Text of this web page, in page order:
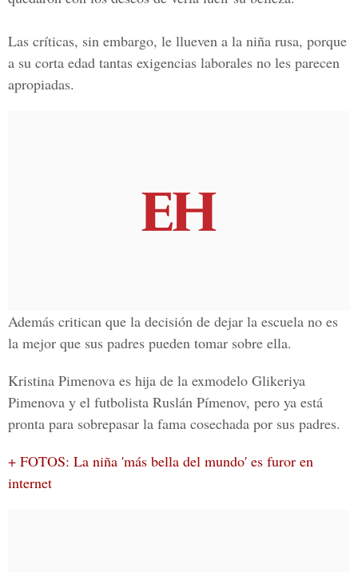
Las críticas, sin embargo, le llueven a la niña rusa, porque
a su corta edad tantas exigencias laborales no les parecen
apropiadas.
Además critican que la decisión de dejar la escuela no es
la mejor que sus padres pueden tomar sobre ella.
Kristina Pimenova es hija de la exmodelo Glikeriya
Pimenova y el futbolista Ruslán Pímenov, pero ya está
pronta para sobrepasar la fama cosechada por sus padres.
+ FOTOS: La niña 'más bella del mundo' es furor en
internet